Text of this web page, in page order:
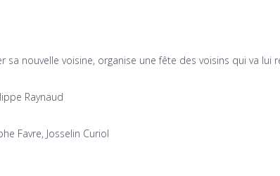
nouvelle voisine, organise une fête des voisins qui va lui
Raynaud
Favre, Josselin Curiol